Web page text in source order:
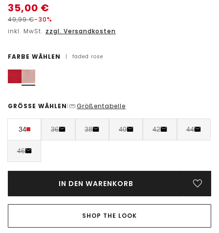
35,00 €
49,99€-30%
inkl. MwSt. zzgl. Versandkosten
FARBE WÄHLEN | faded rose
GRÖSSE WÄHLEN | Größentabelle
34 36 38 40 42 44
46
IN DEN WARENKORB
SHOP THE LOOK